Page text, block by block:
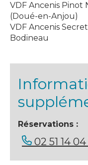
VDF Ancenis Pinot
(Doué-en-Anjou)
VDF Ancenis
Bodineau
Réservations :
02 51 14 04